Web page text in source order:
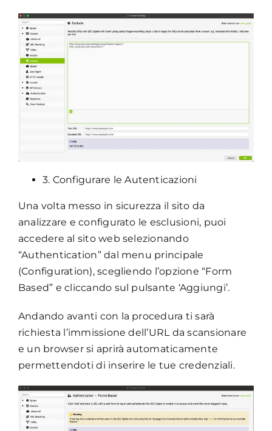
3. Configurare le Autenticazioni
Una volta messo in sicurezza il sito da
analizzare e configurato le esclusioni, puoi
accedere al sito web selezionando
“Authentication” dal menu principale
(Configuration), scegliendo l’opzione “Form
Based” e cliccando sul pulsante ‘Aggiungi’.
Andando avanti con la procedura ti sarà
richiesta l’immissione dell’URL da scansionare
e un browser si aprirà automaticamente
permettendoti di inserire le tue credenziali.